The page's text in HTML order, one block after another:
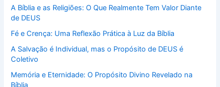
A Bíblia e as Religiões: O Que Realmente Tem Valor Diante
de DEUS
Fé e Crença: Uma Reflexão Prática à Luz da Bíblia
A Salvação é Individual, mas o Propósito de DEUS é
Coletivo
Memória e Eternidade: O Propósito Divino Revelado na
Bíblia